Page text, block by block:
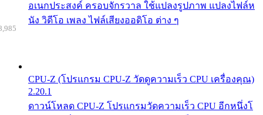
อเนกประสงค์ ครอบจักรวาล ใช้แปลงรูปภาพ แปลงไฟล์ห
นัง วิดีโอ เพลง ไฟล์เสียงออดิโอ ต่าง ๆ
CPU-Z (โปรแกรม CPU-Z วัดดูความเร็ว CPU เครื่องคุณ)
2.20.1
ดาวน์โหลด CPU-Z โปรแกรมวัดความเร็ว CPU อีกหนึ่งโ